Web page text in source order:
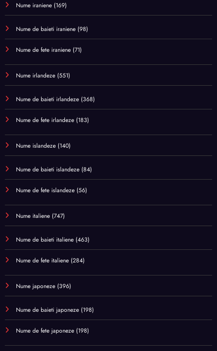
Nume iraniene (169)
Nume de baieti iraniene (98)
Nume de fete iraniene (71)
Nume irlandeze (551)
Nume de baieti irlandeze (368)
Nume de fete irlandeze (183)
Nume islandeze (140)
Nume de baieti islandeze (84)
Nume de fete islandeze (56)
Nume italiene (747)
Nume de baieti italiene (463)
Nume de fete italiene (284)
Nume japoneze (396)
Nume de baieti japoneze (198)
Nume de fete japoneze (198)